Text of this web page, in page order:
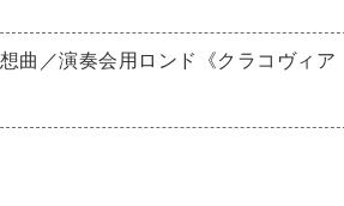
曲／演奏会用ロンド《クラコヴィア